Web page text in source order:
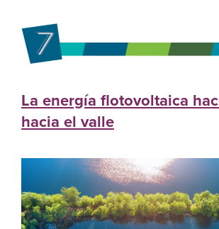
La energía flotovoltaica
hacia el valle